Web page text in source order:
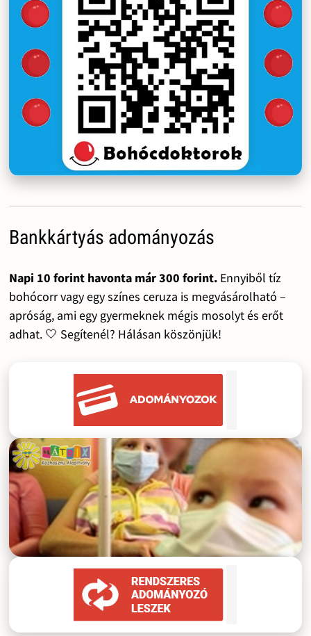
Bankkártyás adományozás
Napi 10 forint havonta már 300 forint.Ennyiből tíz
bohócorr vagy egy színes ceruza is megvásárolható –
apróság, ami egy gyermeknek mégis mosolyt és erőt
adhat. 🤍 Segítenél? Hálásan köszönjük!